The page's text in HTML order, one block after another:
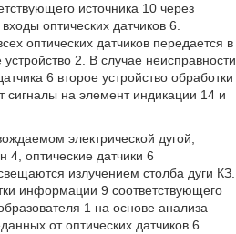
источника 10 через
оптических датчиков 6.
оптических датчиков передается в
2. В случае неисправности
6 второе устройство обработки
на элемент индикации 14 и
электрической дугой,
4, оптические датчики 6
излучением столба дуги КЗ.
информации 9 соответствующего
1 на основе анализа
от оптических датчиков 6